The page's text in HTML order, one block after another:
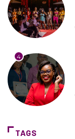
4
TAGS